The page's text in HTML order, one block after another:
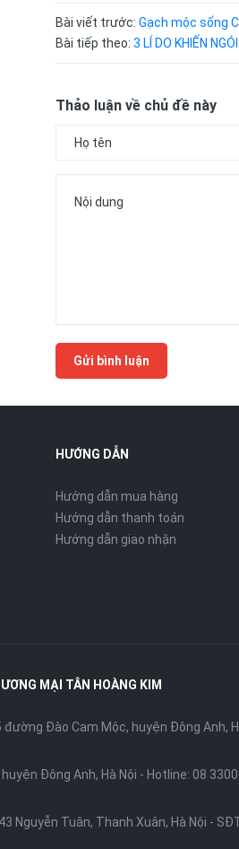
Bài viết trước: Gạch mộc sống
Bài tiếp theo: 3 LÍ DO KHIẾN
Thảo luận về chủ đề này
Gửi bình luận
HƯỚNG DẪN
Hướng dẫn mua hàng
Hướng dẫn thanh toán
Hướng dẫn giao nhận
MẠI TÂN HOÀNG KIM
Đào Cam Mộc, huyện Đông Anh,
Đông Anh, Hà Nội - Hotline: 08
Nguyễn Tuân, Thanh Xuân, Hà Nội -